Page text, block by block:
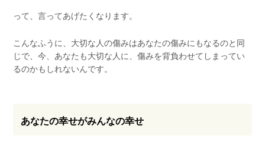
って、言ってあげたくなります。
こんなふうに、大切な人の傷みはあなたの傷みにもなるのと同
じで、今、あなたも大切な人に、傷みを背負わせてしまってい
るのかもしれないんです。
あなたの幸せがみんなの幸せ